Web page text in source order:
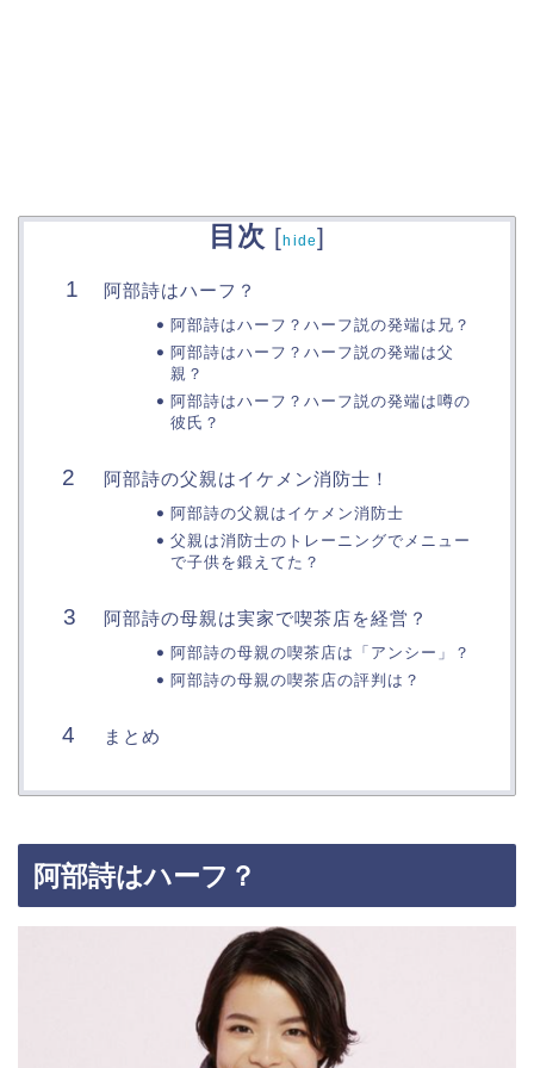
目次 [hide]
阿部詩はハーフ？
阿部詩はハーフ？ハーフ説の発端は兄？
阿部詩はハーフ？ハーフ説の発端は父
親？
阿部詩はハーフ？ハーフ説の発端は噂の
彼氏？
阿部詩の父親はイケメン消防士！
阿部詩の父親はイケメン消防士
父親は消防士のトレーニングでメニュー
で子供を鍛えてた？
阿部詩の母親は実家で喫茶店を経営？
阿部詩の母親の喫茶店は「アンシー」？
阿部詩の母親の喫茶店の評判は？
まとめ
阿部詩はハーフ？